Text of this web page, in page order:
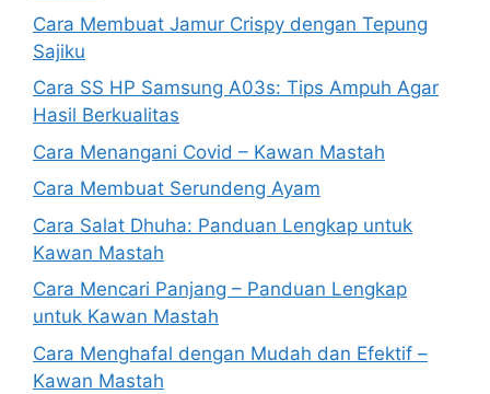
Cara Membuat Jamur Crispy dengan Tepung
Sajiku
Cara SS HP Samsung A03s: Tips Ampuh Agar
Hasil Berkualitas
Cara Menangani Covid – Kawan Mastah
Cara Membuat Serundeng Ayam
Cara Salat Dhuha: Panduan Lengkap untuk
Kawan Mastah
Cara Mencari Panjang – Panduan Lengkap
untuk Kawan Mastah
Cara Menghafal dengan Mudah dan Efektif –
Kawan Mastah